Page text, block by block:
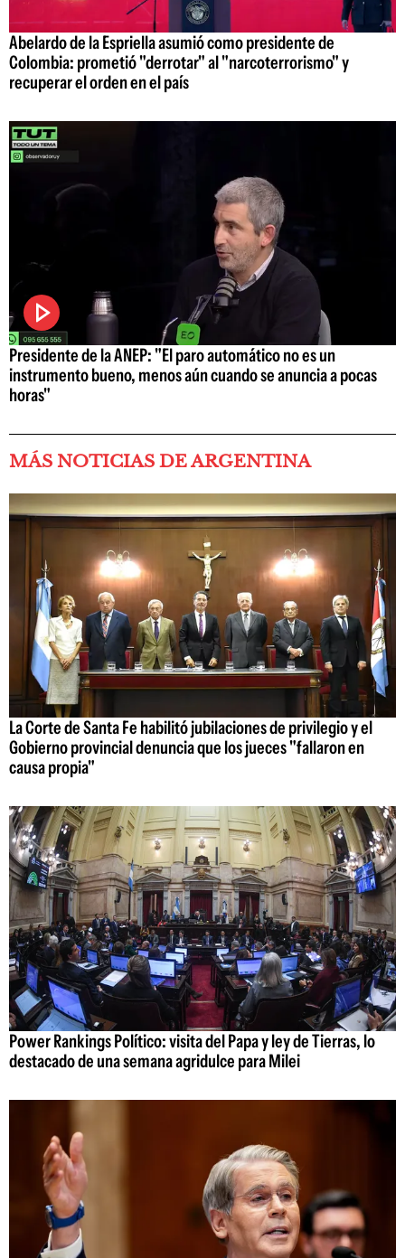
Abelardo de la Espriella asumió como presidente de
Colombia: prometió "derrotar" al "narcoterrorismo" y
recuperar el orden en el país
Presidente de la ANEP: "El paro automático no es un
instrumento bueno, menos aún cuando se anuncia a pocas
horas"
MÁS NOTICIAS DE ARGENTINA
La Corte de Santa Fe habilitó jubilaciones de privilegio y el
Gobierno provincial denuncia que los jueces "fallaron en
causa propia"
Power Rankings Político: visita del Papa y ley de Tierras, lo
destacado de una semana agridulce para Milei